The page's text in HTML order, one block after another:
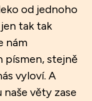
od jednoho
tak tak
nám
písmen, stejně
vyloví. A
věty zase